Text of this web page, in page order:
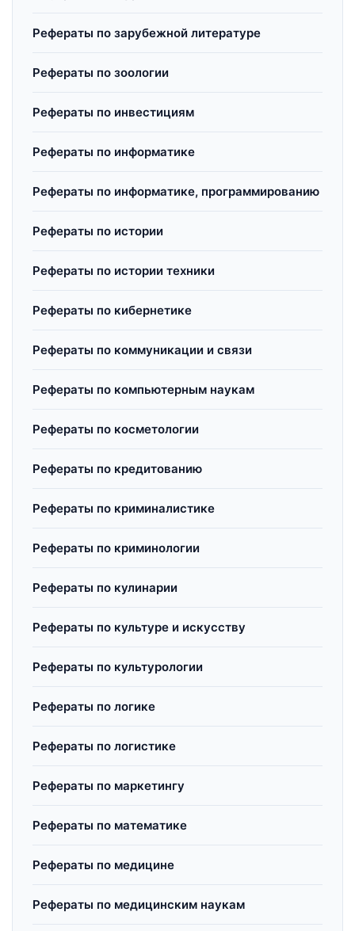
Рефераты по зарубежной литературе
Рефераты по зоологии
Рефераты по инвестициям
Рефераты по информатике
Рефераты по информатике, программированию
Рефераты по истории
Рефераты по истории техники
Рефераты по кибернетике
Рефераты по коммуникации и связи
Рефераты по компьютерным наукам
Рефераты по косметологии
Рефераты по кредитованию
Рефераты по криминалистике
Рефераты по криминологии
Рефераты по кулинарии
Рефераты по культуре и искусству
Рефераты по культурологии
Рефераты по логике
Рефераты по логистике
Рефераты по маркетингу
Рефераты по математике
Рефераты по медицине
Рефераты по медицинским наукам